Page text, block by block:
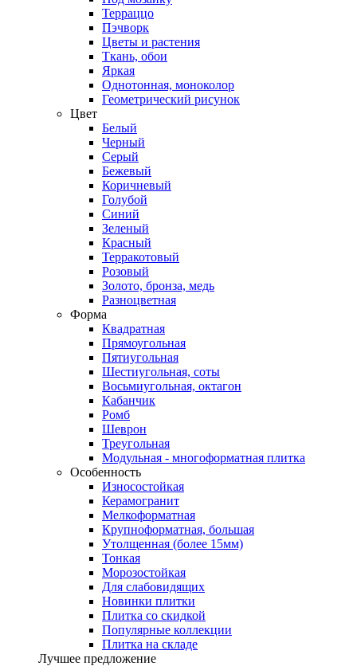
Терраццо
Пэчворк
Цветы и растения
Ткань, обои
Яркая
Однотонная, моноколор
Геометрический рисунок
Цвет
Белый
Черный
Серый
Бежевый
Коричневый
Голубой
Синий
Зеленый
Красный
Терракотовый
Розовый
Золото, бронза, медь
Разноцветная
Форма
Квадратная
Прямоугольная
Пятиугольная
Шестиугольная, соты
Восьмиугольная, октагон
Кабанчик
Ромб
Шеврон
Треугольная
Модульная - многоформатная плитка
Особенность
Износостойкая
Керамогранит
Мелкоформатная
Крупноформатная, большая
Утолщенная (более 15мм)
Тонкая
Морозостойкая
Для слабовидящих
Новинки плитки
Плитка со скидкой
Популярные коллекции
Плитка на складе
Лучшее предложение